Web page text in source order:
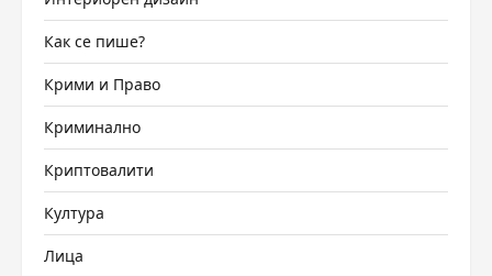
Как се пише?
Крими и Право
Криминално
Криптовалити
Култура
Лица